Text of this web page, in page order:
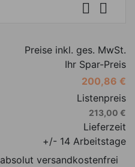
 
Preise inkl. ges. MwSt.
Ihr Spar-Preis
200,86 €
Listenpreis
213,00 €
Lieferzeit
+/- 14 Arbeitstage
absolut versandkostenfrei